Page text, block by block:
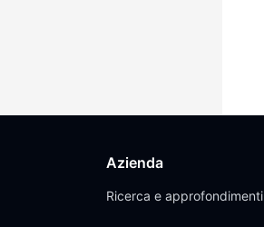
Azienda
Ricerca e approfondimenti